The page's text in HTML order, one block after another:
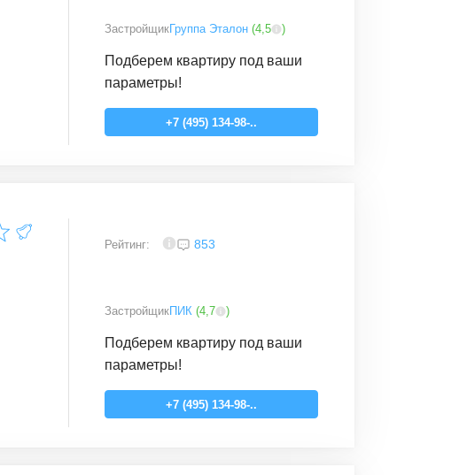
ЗастройщикГруппа Эталон (4,5 )
Подберем квартиру под ваши
параметры!
+7 (495) 134-98-..
Рейтинг: 853
ЗастройщикПИК (4,7 )
Подберем квартиру под ваши
параметры!
+7 (495) 134-98-..